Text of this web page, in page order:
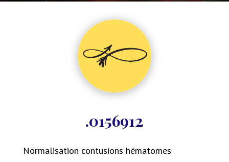
.0156912
Normalisation contusions hématomes